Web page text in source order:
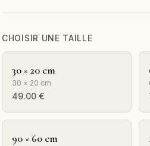
CHOISIR UNE TAILLE
30 × 20 cm
30 × 20 cm
49.00 €
90 × 60 cm